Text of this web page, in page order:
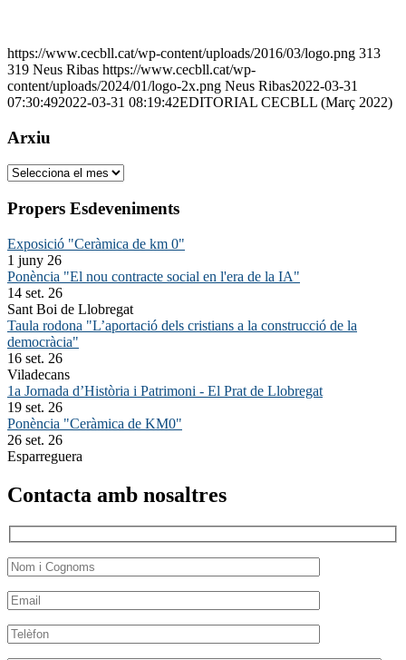
https://www.cecbll.cat/wp-content/uploads/2016/03/logo.png 313
319 Neus Ribas https://www.cecbll.cat/wp-
content/uploads/2024/01/logo-2x.png Neus Ribas2022-03-31
07:30:492022-03-31 08:19:42EDITORIAL CECBLL (Març 2022)
Arxiu
Arxiu
Propers Esdeveniments
Exposició "Ceràmica de km 0"
1 juny 26
Ponència "El nou contracte social en l'era de la IA"
14 set. 26
Sant Boi de Llobregat
Taula rodona "L’aportació dels cristians a la construcció de la
democràcia"
16 set. 26
Viladecans
1a Jornada d’Història i Patrimoni - El Prat de Llobregat
19 set. 26
Ponència "Ceràmica de KM0"
26 set. 26
Esparreguera
Contacta amb nosaltres